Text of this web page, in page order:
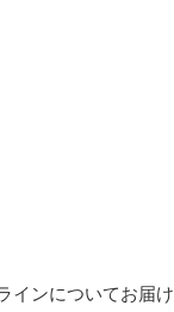
インについてお届け